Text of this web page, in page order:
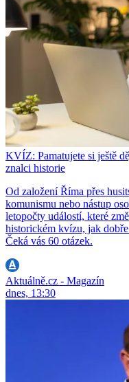
KVÍZ: Pamatujete si ještě
znalci historie
Od založení Říma přes
komunismu nebo nástup
letopočty událostí, které
historickém kvízu, jak
Čeká vás 60 otázek.
Aktuálně.cz - Magazín
dnes, 13:30